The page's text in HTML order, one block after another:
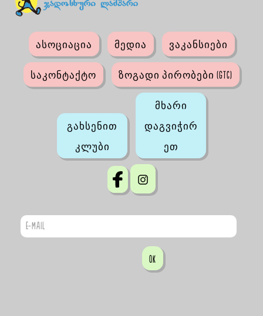
ასოციაცია მედია ვაკანსიები
საკონტაქტო ზოგადი პირობები (GTC)
გახსენით
კლუბი
მხარი
დაგვიჭირ
ეთ
OK